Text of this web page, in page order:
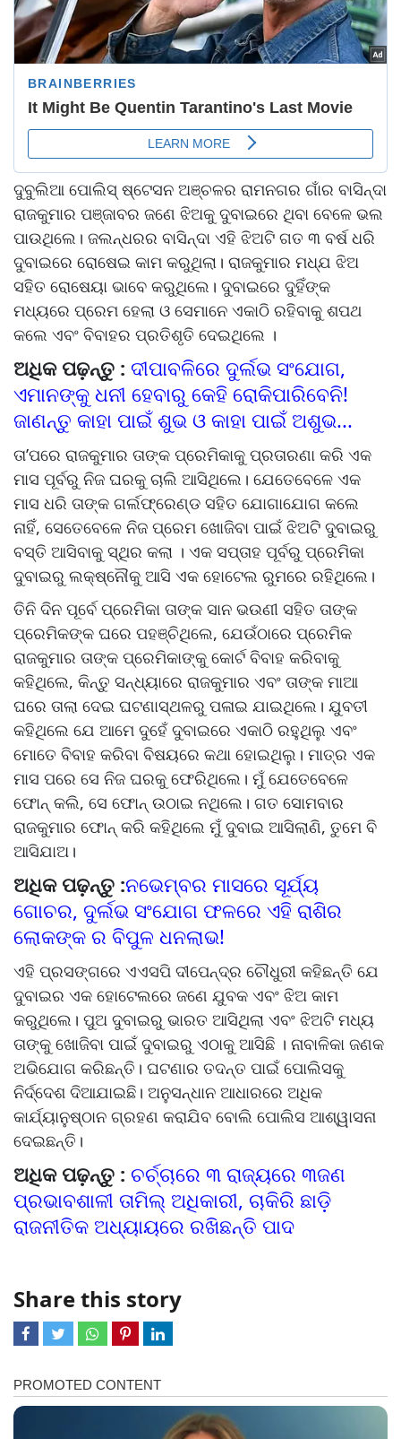
ଦୁବୁଲିଆ ପୋଲିସ୍ ଷ୍ଟେସନ ଅଞ୍ଚଳର ରାମନଗର ଗାଁର ବାସିନ୍ଦା
ରାଜକୁମାର ପଞ୍ଜାବର ଜଣେ ଝିଅକୁ ଦୁବାଇରେ ଥିବା ବେଳେ ଭଲ
ପାଉଥିଲେ। ଜଲନ୍ଧରର ବାସିନ୍ଦା ଏହି ଝିଅଟି ଗତ ୩ ବର୍ଷ ଧରି
ଦୁବାଇରେ ରୋଷେଇ କାମ କରୁଥିଲା। ରାଜକୁମାର ମଧ୍ଯ ଝିଅ
ସହିତ ରୋଷେୟା ଭାବେ କରୁଥିଲେ। ଦୁବାଇରେ ଦୁହିଁଙ୍କ
ମଧ୍ୟରେ ପ୍ରେମ ହେଲା ଓ ସେମାନେ ଏକାଠି ରହିବାକୁ ଶପଥ
କଲେ ଏବଂ ବିବାହର ପ୍ରତିଶୃତି ଦେଇଥିଲେ ।
ଅଧିକ ପଢ଼ନ୍ତୁ : ଦୀପାବଳିରେ ଦୁର୍ଲଭ ସଂଯୋଗ,
ଏମାନଙ୍କୁ ଧନୀ ହେବାରୁ କେହି ରୋକିପାରିବେନି!
ଜାଣନ୍ତୁ କାହା ପାଇଁ ଶୁଭ ଓ କାହା ପାଇଁ ଅଶୁଭ...
ତା’ପରେ ରାଜକୁମାର ତାଙ୍କ ପ୍ରେମିକାକୁ ପ୍ରତାରଣା କରି ଏକ
ମାସ ପୂର୍ବରୁ ନିଜ ଘରକୁ ଚାଲି ଆସିଥିଲେ। ଯେତେବେଳେ ଏକ
ମାସ ଧରି ତାଙ୍କ ଗର୍ଲଫ୍ରେଣ୍ଡ ସହିତ ଯୋଗାଯୋଗ କଲେ
ନାହିଁ, ସେତେବେଳେ ନିଜ ପ୍ରେମ ଖୋଜିବା ପାଇଁ ଝିଅଟି ଦୁବାଇରୁ
ବସ୍ତି ଆସିବାକୁ ସ୍ଥିର କଲା । ଏକ ସପ୍ତାହ ପୂର୍ବରୁ ପ୍ରେମିକା
ଦୁବାଇରୁ ଲକ୍ଷ୍ନୌକୁ ଆସି ଏକ ହୋଟେଲ ରୁମରେ ରହିଥିଲେ।
ତିନି ଦିନ ପୂର୍ବେ ପ୍ରେମିକା ତାଙ୍କ ସାନ ଭଉଣୀ ସହିତ ତାଙ୍କ
ପ୍ରେମିକଙ୍କ ଘରେ ପହଞ୍ଚିଥିଲେ, ଯେଉଁଠାରେ ପ୍ରେମିକ
ରାଜକୁମାର ତାଙ୍କ ପ୍ରେମିକାଙ୍କୁ କୋର୍ଟ ବିବାହ କରିବାକୁ
କହିଥିଲେ, କିନ୍ତୁ ସନ୍ଧ୍ୟାରେ ରାଜକୁମାର ଏବଂ ତାଙ୍କ ମାଆ
ଘରେ ତାଲା ଦେଇ ଘଟଣାସ୍ଥଳରୁ ପଳାଇ ଯାଇଥିଲେ। ଯୁବତୀ
କହିଥିଲେ ଯେ ଆମେ ଦୁହେଁ ଦୁବାଇରେ ଏକାଠି ରହୁଥିଲୁ ଏବଂ
ମୋତେ ବିବାହ କରିବା ବିଷୟରେ କଥା ହୋଇଥିଲୁ। ମାତ୍ର ଏକ
ମାସ ପରେ ସେ ନିଜ ଘରକୁ ଫେରିଥିଲେ। ମୁଁ ଯେତେବେଳେ
ଫୋନ୍ କଲି, ସେ ଫୋନ୍ ଉଠାଇ ନଥିଲେ। ଗତ ସୋମବାର
ରାଜକୁମାର ଫୋନ୍ କରି କହିଥିଲେ ମୁଁ ଦୁବାଇ ଆସିଲାଣି, ତୁମେ ବି
ଆସିଯାଅ।
ଅଧିକ ପଢ଼ନ୍ତୁ :ନଭେମ୍ବର ମାସରେ ସୂର୍ଯ୍ୟ
ଗୋଚର, ଦୁର୍ଲଭ ସଂଯୋଗ ଫଳରେ ଏହି ରାଶିର
ଲୋକଙ୍କ ର ବିପୁଳ ଧନଲାଭ!
ଏହି ପ୍ରସଙ୍ଗରେ ଏଏସପି ଦୀପେନ୍ଦ୍ର ଚୌଧୁରୀ କହିଛନ୍ତି ଯେ
ଦୁବାଇର ଏକ ହୋଟେଲରେ ଜଣେ ଯୁବକ ଏବଂ ଝିଅ କାମ
କରୁଥିଲେ। ପୁଅ ଦୁବାଇରୁ ଭାରତ ଆସିଥିଲା ​​ଏବଂ ଝିଅଟି ମଧ୍ୟ
ତାଙ୍କୁ ଖୋଜିବା ପାଇଁ ଦୁବାଇରୁ ଏଠାକୁ ଆସିଛି । ନାବାଳିକା ଜଣକ
ଅଭିଯୋଗ କରିଛନ୍ତି। ଘଟଣାର ତଦନ୍ତ ପାଇଁ ପୋଲିସକୁ
ନିର୍ଦ୍ଦେଶ ଦିଆଯାଇଛି। ଅନୁସନ୍ଧାନ ଆଧାରରେ ଅଧିକ
କାର୍ଯ୍ୟାନୁଷ୍ଠାନ ଗ୍ରହଣ କରାଯିବ ବୋଲି ପୋଲିସ ଆଶ୍ୱାସନା
ଦେଇଛନ୍ତି।
ଅଧିକ ପଢ଼ନ୍ତୁ : ଚର୍ଚ୍ଚାରେ ୩ ରାଜ୍ୟରେ ୩ଜଣ
ପ୍ରଭାବଶାଳୀ ତାମିଲ୍‍ ଅଧିକାରୀ, ଚାକିରି ଛାଡ଼ି
ରାଜନୀତିକ ଅଧ୍ୟାୟରେ ରଖିଛନ୍ତି ପାଦ
Share this story